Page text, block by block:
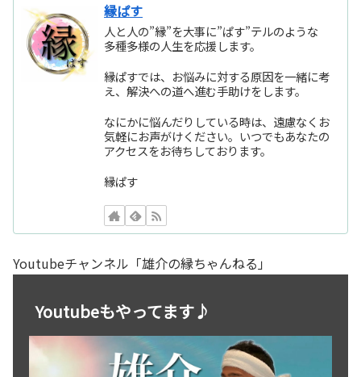
縁ぱす
人と人の”縁”を大事に”ぱす”テルのような
多種多様の人生を応援します。
縁ぱすでは、お悩みに対する原因を一緒に考
え、解決への道へ進む手助けをします。
なにかに悩んだりしている時は、遠慮なくお
気軽にお声がけください。いつでもあなたの
アクセスをお待ちしております。
縁ぱす
Youtubeチャンネル「雄介の縁ちゃんねる」
Youtubeもやってます♪